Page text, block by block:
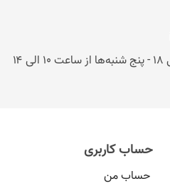
حساب کاربری
حساب من